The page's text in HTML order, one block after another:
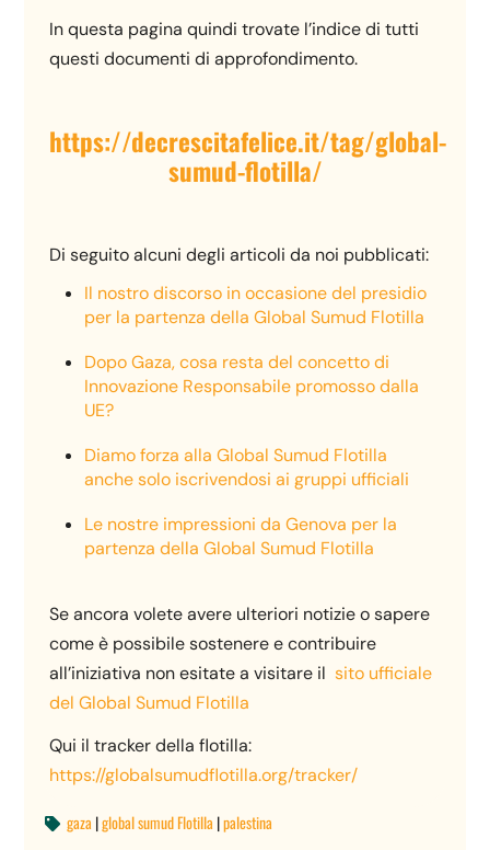
In questa pagina quindi trovate l’indice di tutti
questi documenti di approfondimento.
https://decrescitafelice.it/tag/global-
sumud-flotilla/
Di seguito alcuni degli articoli da noi pubblicati:
Il nostro discorso in occasione del presidio
per la partenza della Global Sumud Flotilla
Dopo Gaza, cosa resta del concetto di
Innovazione Responsabile promosso dalla
UE?
Diamo forza alla Global Sumud Flotilla
anche solo iscrivendosi ai gruppi ufficiali
Le nostre impressioni da Genova per la
partenza della Global Sumud Flotilla
Se ancora volete avere ulteriori notizie o sapere
come è possibile sostenere e contribuire
all’iniziativa non esitate a visitare ilsito ufficiale
del Global Sumud Flotilla
Qui il tracker della flotilla:
https://globalsumudflotilla.org/tracker/
 gaza |global sumud Flotilla |palestina